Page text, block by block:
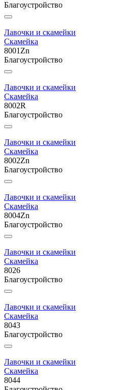
Благоустройство
Лавочки и скамейки
Скамейка
8001Zn
Благоустройство
Лавочки и скамейки
Скамейка
8002R
Благоустройство
Лавочки и скамейки
Скамейка
8002Zn
Благоустройство
Лавочки и скамейки
Скамейка
8004Zn
Благоустройство
Лавочки и скамейки
Скамейка
8026
Благоустройство
Лавочки и скамейки
Скамейка
8043
Благоустройство
Лавочки и скамейки
Скамейка
8044